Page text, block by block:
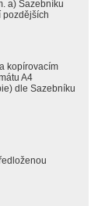
a) Sazebníku
pozdějších
kopírovacím
A4
dle Sazebníku